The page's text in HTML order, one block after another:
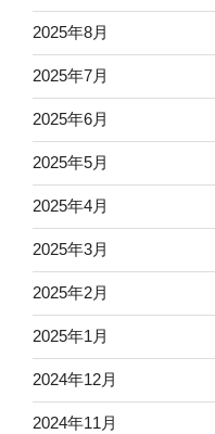
2025年8月
2025年7月
2025年6月
2025年5月
2025年4月
2025年3月
2025年2月
2025年1月
2024年12月
2024年11月